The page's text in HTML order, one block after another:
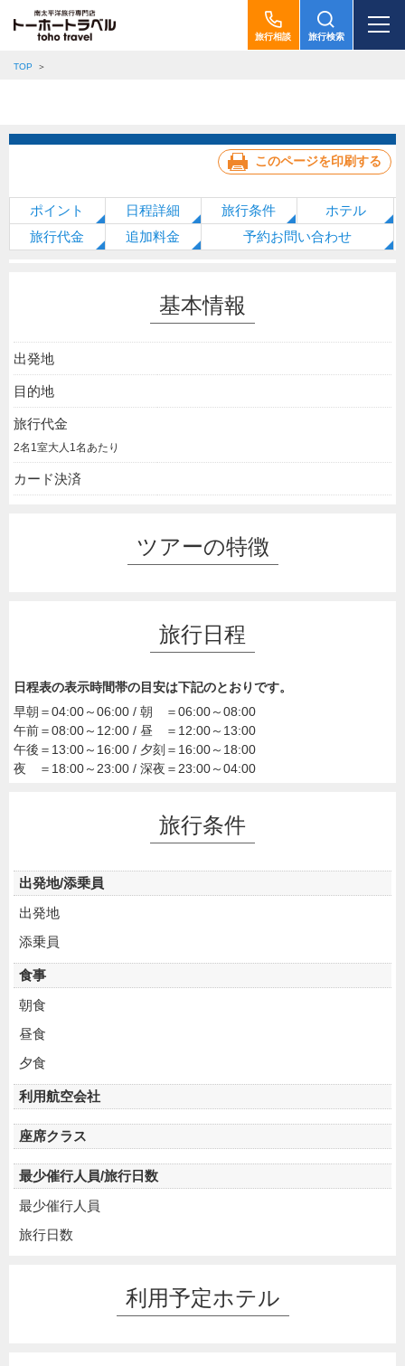
旅行相談 旅行検索
TOP
このページを印刷する
ポイント 日程詳細 旅行条件
ホテル
旅行代金
追加料金 予約お問い合わせ
基本情報
出発地
目的地
旅行代金
2名1室大人1名あたり
カード決済
ツアーの特徴
旅行日程
日程表の表示時間帯の目安は下記のとおりです。
早朝＝04:00～06:00 / 朝 ＝06:00～08:00
午前＝08:00～12:00 / 昼 ＝12:00～13:00
午後＝13:00～16:00 / 夕刻＝16:00～18:00
夜 ＝18:00～23:00 / 深夜＝23:00～04:00
旅行条件
出発地/添乗員
出発地
添乗員
食事
朝食
昼食
夕食
利用航空会社
座席クラス
最少催行人員/旅行日数
最少催行人員
旅行日数
利用予定ホテル